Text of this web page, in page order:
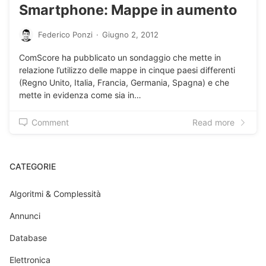
Smartphone: Mappe in aumento
Federico Ponzi · Giugno 2, 2012
ComScore ha pubblicato un sondaggio che mette in
relazione l’utilizzo delle mappe in cinque paesi differenti
(Regno Unito, Italia, Francia, Germania, Spagna) e che
mette in evidenza come sia in…
Comment Read more
CATEGORIE
Algoritmi & Complessità
Annunci
Database
Elettronica